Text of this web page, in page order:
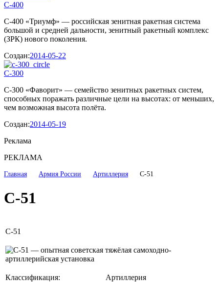
С-400
С-400 «Триумф» — российская зенитная ракетная система
большой и средней дальности, зенитный ракетный комплекс
(ЗРК) нового поколения.
Создан:2014-05-22
С-300
С-300 «Фаворит» — семейство зенитных ракетных систем,
способных поражать различные цели на высотах: от меньших,
чем возможная высота полёта.
Создан:2014-05-19
Реклама
РЕКЛАМА
Главная Армия России Артиллерия С-51
С-51
С-51
Классификация: Артиллерия